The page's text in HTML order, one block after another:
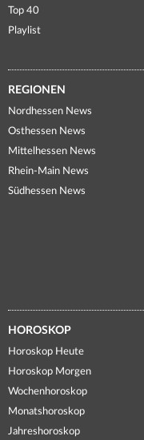
Top 40
Playlist
REGIONEN
Nordhessen News
Osthessen News
Mittelhessen News
Rhein-Main News
Südhessen News
HOROSKOP
Horoskop Heute
Horoskop Morgen
Wochenhoroskop
Monatshoroskop
Jahreshoroskop